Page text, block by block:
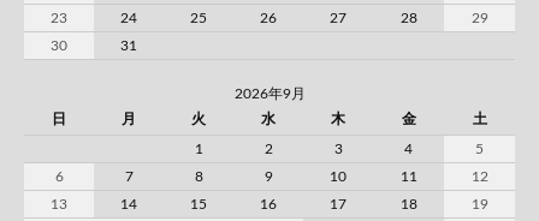
23
24 25 26 27 28
29
30
31
2026年9月
日
月 火 水 木 金 土
1 2 3 4
5
6
7 8 9 10 11
12
13
14 15 16 17 18
19